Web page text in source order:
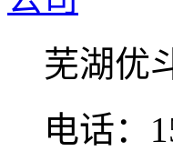
芜湖优
电话：